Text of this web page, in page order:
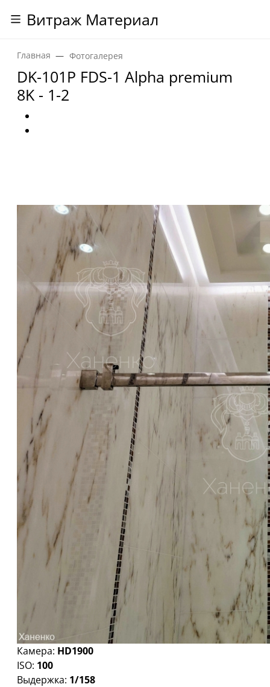
Витраж Материал
Главная Фотогалерея
DK-101P FDS-1 Alpha premium
8K - 1-2
Камера: HD1900
ISO: 100
Выдержка: 1/158